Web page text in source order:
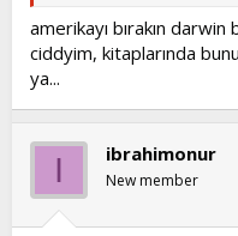
amerikayı bırakın
ciddyim, kitaplarında
ya...
I ibrahimonur
New member